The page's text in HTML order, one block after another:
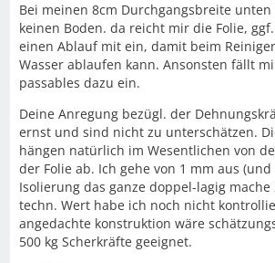
Bei meinen 8cm Durchgangsbreite
keinen Boden. da reicht mir die Folie,
einen Ablauf mit ein, damit beim
Wasser ablaufen kann. Ansonsten fällt
passables dazu ein.
Deine Anregung bezügl. der
ernst und sind nicht zu unterschätzen.
hängen natürlich im Wesentlichen von
der Folie ab. Ich gehe von 1 mm aus
Isolierung das ganze doppel-lagig mache
techn. Wert habe ich noch nicht
angedachte konstruktion wäre
500 kg Scherkräfte geeignet.